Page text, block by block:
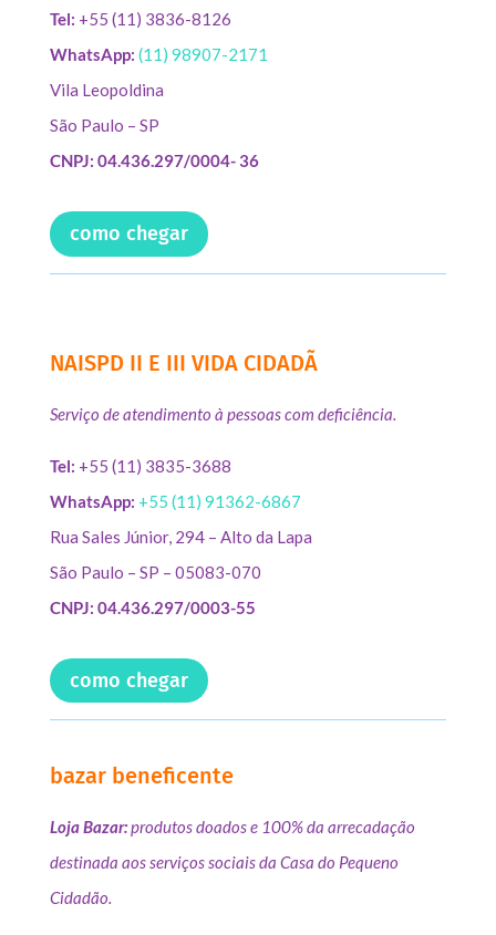
Tel: +55 (11) 3836-8126
WhatsApp: (11) 98907-2171
Vila Leopoldina
São Paulo – SP
CNPJ: 04.436.297/0004- 36
como chegar
NAISPD II E III VIDA CIDADÃ
Serviço de atendimento à pessoas com deficiência.
Tel: +55 (11) 3835-3688
WhatsApp: +55 (11) 91362-6867
Rua Sales Júnior, 294 – Alto da Lapa
São Paulo – SP – 05083-070
CNPJ: 04.436.297/0003-55
como chegar
bazar beneficente
Loja Bazar:produtos doados e 100% da arrecadação
destinada aos serviços sociais da Casa do Pequeno
Cidadão.